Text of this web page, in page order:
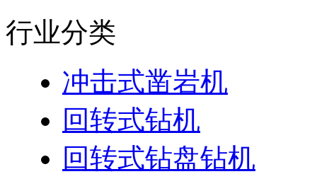
行业分类
冲击式凿岩机
回转式钻机
回转式钻盘钻机